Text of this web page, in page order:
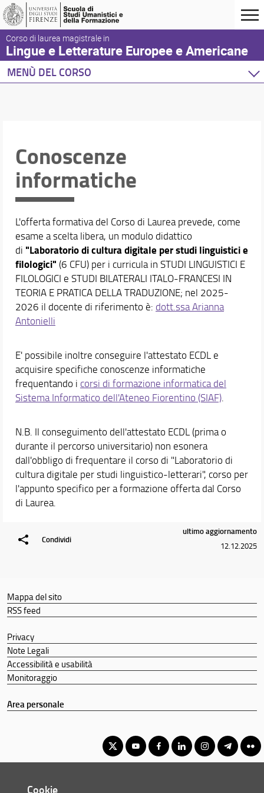
Corso di laurea magistrale in
Lingue e Letterature Europee e Americane
MENÙ DEL CORSO
Presentazione
Piani di studio
Insegnamenti
Mobilità internazionale
Conoscenza delle lingue
Conoscenze informatiche
Progetti e Attività Internazionali di Ricerca e
Orientamento
Docenti
Orario e calendari
Conoscenze
informatiche
L'offerta formativa del Corso di Laurea prevede, come
esame a scelta libera, un modulo didattico
di "Laboratorio di cultura digitale per studi linguistici e
filologici" (6 CFU) per i curricula in STUDI LINGUISTICI E
FILOLOGICI e STUDI BILATERALI ITALO-FRANCESI IN
TEORIA E PRATICA DELLA TRADUZIONE; nel 2025-
2026 il docente di riferimento è: dott.ssa Arianna
Antonielli
E' possibile inoltre conseguire l'attestato ECDL e
acquisire specifiche conoscenze informatiche
frequentando i corsi di formazione informatica del
Sistema Informatico dell'Ateneo Fiorentino (SIAF).
N.B. Il conseguimento dell'attestato ECDL (prima o
durante il percorso universitario) non esonera
dall'obbligo di frequentare il corso di "Laboratorio di
cultura digitale per studi linguistico-letterari", corso per
l'appunto specifico per a formazione offerta dal Corso
di Laurea.
Condividi
ultimo aggiornamento
12.12.2025
Mappa del sito
RSS feed
Privacy
Note Legali
Accessibilità e usabilità
Monitoraggio
Area personale
Cookie